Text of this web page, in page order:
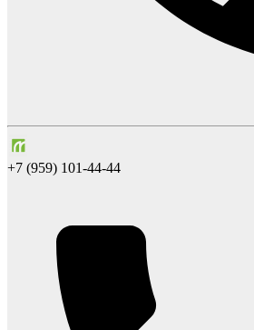
+7 (959) 101-44-44